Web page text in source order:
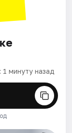
минуту назад